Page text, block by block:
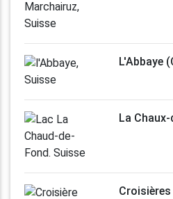
L'Abbaye
La
Croisières